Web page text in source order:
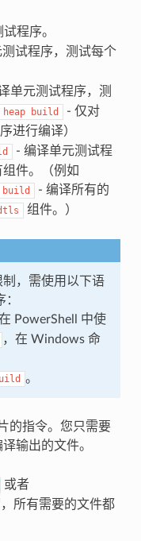
程序。
试程序，测试每个
单元测试程序，测
heap build - 仅对
进行编译）
- 编译单元测试程
件。（例如
build
- 编译所有的
组件。）
，需使用以下语
PowerShell 中使
，在 Windows 命
。
的指令。您只需要
输出的文件。
或者
所有需要的文件都